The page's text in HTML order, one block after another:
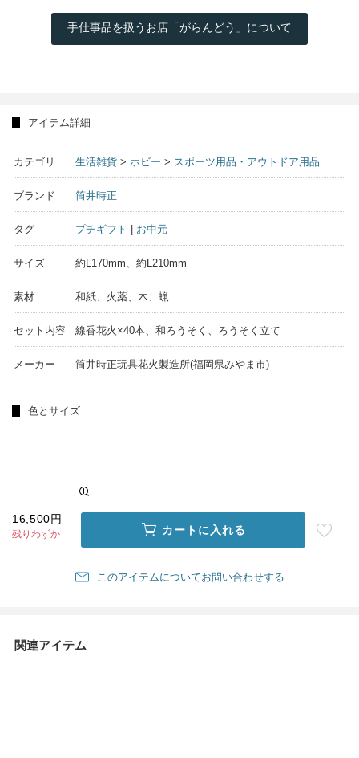
手仕事品を扱うお店「がらんどう」について
アイテム詳細
カテゴリ 生活雑貨 > ホビー > スポーツ用品・アウトドア用品
ブランド 筒井時正
タグ プチギフト お中元
サイズ 約L170mm、約L210mm
素材 和紙、火薬、木、蝋
セット内容 線香花火×40本、和ろうそく、ろうそく立て
メーカー 筒井時正玩具花火製造所(福岡県みやま市)
色とサイズ
16,500円
残りわずか カートに入れる
このアイテムについてお問い合わせする
関連アイテム